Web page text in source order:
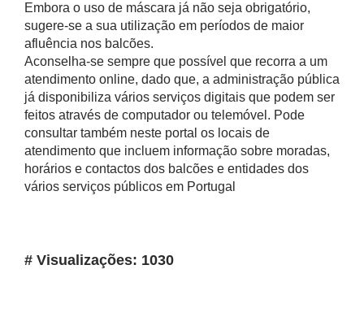
Embora o uso de máscara já não seja obrigatório,
sugere-se a sua utilização em períodos de maior
afluência nos balcões.
Aconselha-se sempre que possível que recorra a um
atendimento online, dado que, a administração pública
já disponibiliza vários serviços digitais que podem ser
feitos através de computador ou telemóvel. Pode
consultar também neste portal os locais de
atendimento que incluem informação sobre moradas,
horários e contactos dos balcões e entidades dos
vários serviços públicos em Portugal
# Visualizações: 1030